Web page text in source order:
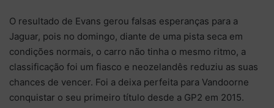
O resultado de Evans gerou falsas esperanças para a
Jaguar, pois no domingo, diante de uma pista seca em
condições normais, o carro não tinha o mesmo ritmo, a
classificação foi um fiasco e neozelandês reduziu as suas
chances de vencer. Foi a deixa perfeita para Vandoorne
conquistar o seu primeiro título desde a GP2 em 2015.